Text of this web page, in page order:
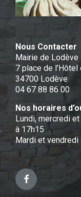
Nous Contacter
Mairie de Lodève
7 place de l'Hôtel
34700 Lodève
04 67 88 86 00
Nos horaires
Lundi, mercredi
à 17h15
Mardi et
Facebook